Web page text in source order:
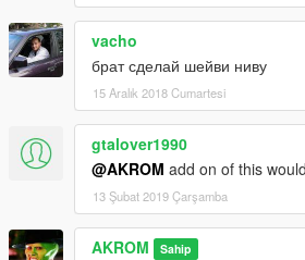
vacho
брат сделай шейви ниву
15 Aralık 2018 Cumartesi
gtalover1990
@AKROM add on of this
13 Şubat 2019 Çarşamba
AKROM Sahip